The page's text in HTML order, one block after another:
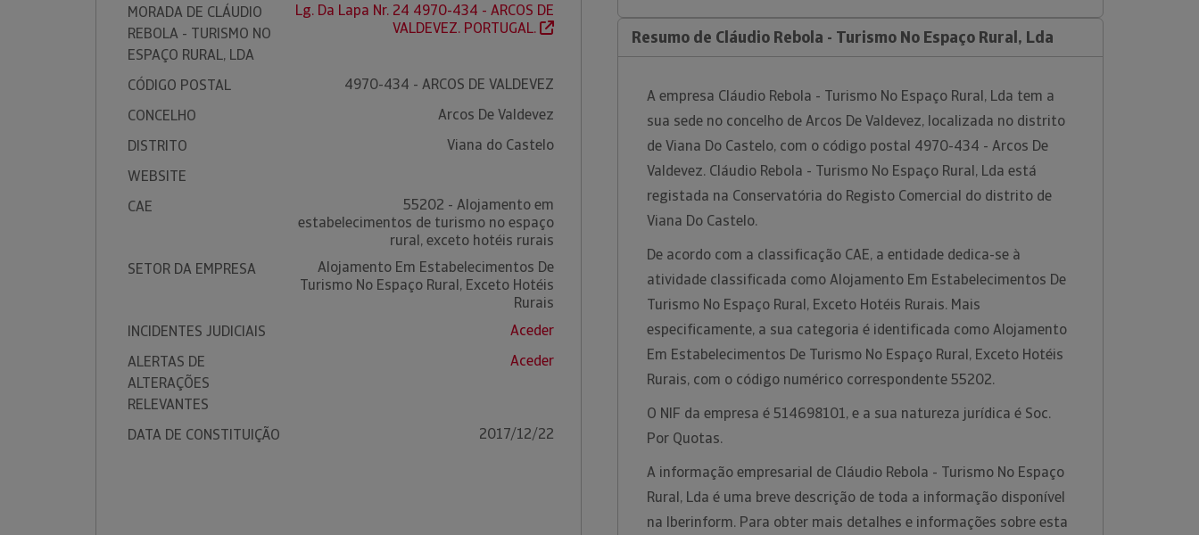
MORADA DE CLÁUDIO
REBOLA - TURISMO NO
ESPAÇO RURAL, LDA
Lg. Da Lapa Nr. 24 4970-434 - ARCOS DE
VALDEVEZ. PORTUGAL.
CÓDIGO POSTAL
4970-434 - ARCOS DE VALDEVEZ
CONCELHO
Arcos De Valdevez
DISTRITO
Viana do Castelo
WEBSITE
CAE
55202 - Alojamento em
estabelecimentos de turismo no espaço
rural, exceto hotéis rurais
SETOR DA EMPRESA
Alojamento Em Estabelecimentos De
Turismo No Espaço Rural, Exceto Hotéis
Rurais
INCIDENTES JUDICIAIS
Aceder
ALERTAS DE
ALTERAÇÕES
RELEVANTES
Aceder
DATA DE CONSTITUIÇÃO 2017/12/22
Resumo de Cláudio Rebola - Turismo No Espaço Rural, Lda
A empresa Cláudio Rebola - Turismo No Espaço Rural, Lda tem a
sua sede no concelho de Arcos De Valdevez, localizada no distrito
de Viana Do Castelo, com o código postal 4970-434 - Arcos De
Valdevez. Cláudio Rebola - Turismo No Espaço Rural, Lda está
registada na Conservatória do Registo Comercial do distrito de
Viana Do Castelo.
De acordo com a classificação CAE, a entidade dedica-se à
atividade classificada como Alojamento Em Estabelecimentos De
Turismo No Espaço Rural, Exceto Hotéis Rurais. Mais
especificamente, a sua categoria é identificada como Alojamento
Em Estabelecimentos De Turismo No Espaço Rural, Exceto Hotéis
Rurais, com o código numérico correspondente 55202.
O NIF da empresa é 514698101, e a sua natureza jurídica é Soc.
Por Quotas.
A informação empresarial de Cláudio Rebola - Turismo No Espaço
Rural, Lda é uma breve descrição de toda a informação disponível
na Iberinform. Para obter mais detalhes e informações sobre esta